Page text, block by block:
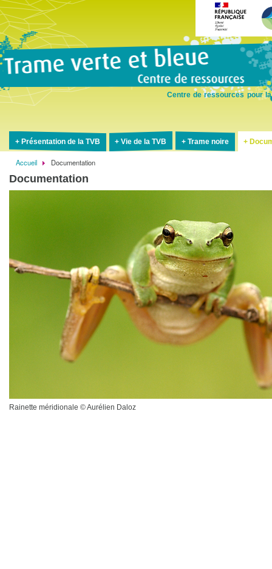
Centre de ressources pour
Présentation de la TVB Vie de la TVB Trame noire
Fil
d'Ariane
Accueil Documentation
Documentation
Rainette méridionale © Aurélien Daloz